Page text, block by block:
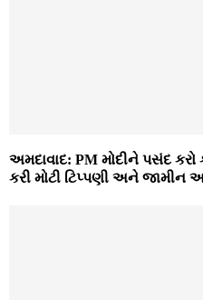
અમદાવાદ: PM મોદીને પસંદ
કરી મોટી ટિપ્પણી અને જામીન